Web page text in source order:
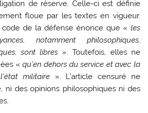
de réserve. Celle-ci est définie
floue par les textes en vigueur.
code de la défense énonce que « les
notamment philosophiques,
sont libres ». Toutefois, elles ne
«qu’en dehors du service et avec la
militaire ». L’article censuré ne
ni des opinions philosophiques ni des